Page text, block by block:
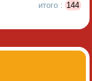
итого : 144